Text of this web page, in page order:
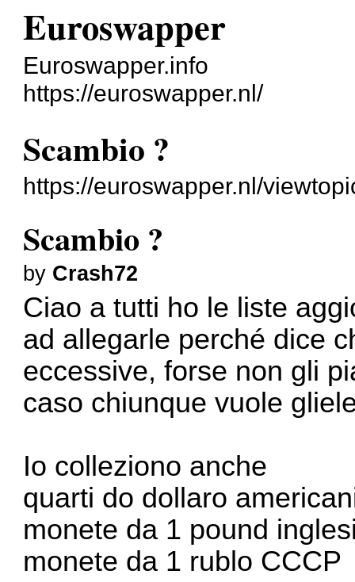
Euroswapper
Euroswapper.info
https://euroswapper.nl/
Scambio ?
https://euroswapper.nl/
Scambio ?
by Crash72
Ciao a tutti ho le liste
ad allegarle perché dice
eccessive, forse non gli
caso chiunque vuole
Io colleziono anche
quarti do dollaro
monete da 1 pound
monete da 1 rublo CCCP